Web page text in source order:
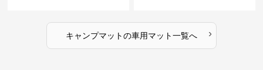
キャンプマットの車用マット一覧へ ›